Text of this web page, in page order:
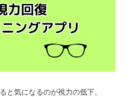
と気になるのが視力の低下。